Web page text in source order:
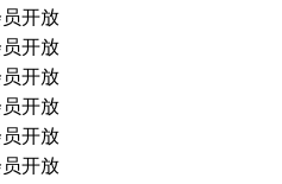
开放
开放
开放
开放
开放
开放